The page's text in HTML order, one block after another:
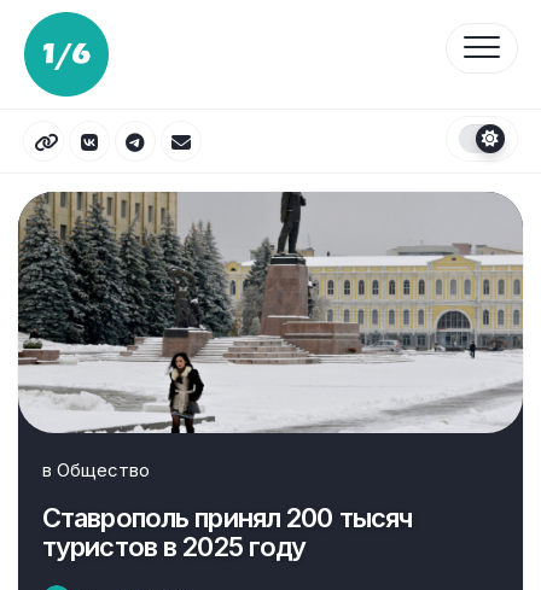
Перейти
содержанию
в Общество
Ставрополь принял 200 тысяч
туристов в 2025 году